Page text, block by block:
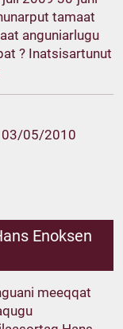
tamaat
anguniarlugu
? Inatsisartunut
03/05/2010
Enoksen
meeqqat